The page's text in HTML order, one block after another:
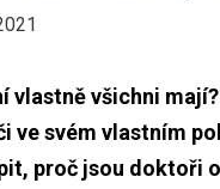
vlastně všichni
ve svém vlastním
proč jsou doktoři